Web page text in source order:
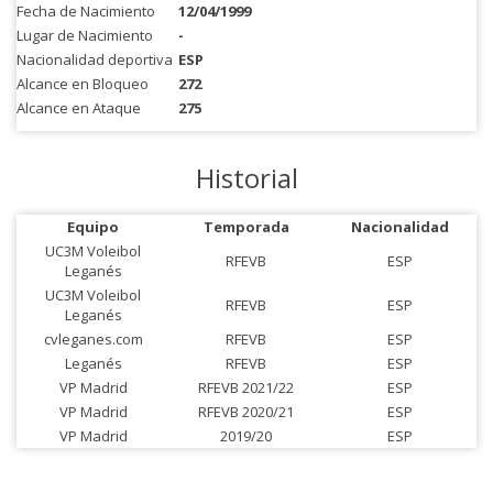
Fecha de Nacimiento
12/04/1999
Lugar de Nacimiento
-
Nacionalidad deportiva ESP
Alcance en Bloqueo
272
Alcance en Ataque
275
Historial
Equipo Temporada
Nacionalidad
UC3M Voleibol
Leganés
RFEVB
ESP
UC3M Voleibol
Leganés
RFEVB
ESP
cvleganes.com
RFEVB
ESP
Leganés
RFEVB
ESP
VP Madrid
RFEVB 2021/22
ESP
VP Madrid
RFEVB 2020/21
ESP
VP Madrid
2019/20 ESP